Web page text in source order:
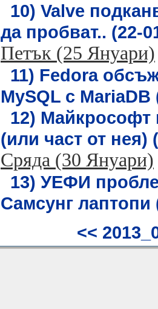
10) Valve
да пробват.. (22-
Петък (25 Януари)
11) Fedora
MySQL с MariaDB
12)
(или част от нея)
Сряда (30 Януари)
13) УЕФИ
Самсунг лаптопи
<<